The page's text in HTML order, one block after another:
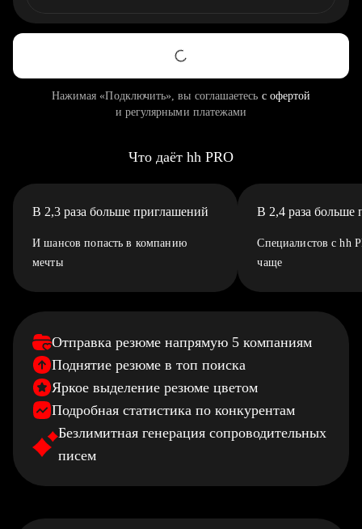
Нажимая «Подключить», вы соглашаетесь с офертой
и регулярными платежами
Что даёт hh PRO
В 2,3 раза больше приглашений
И шансов попасть в компанию
мечты
В 2,4 раза больше
Специалистов с hh
чаще
Отправка резюме напрямую 5 компаниям
Поднятие резюме в топ поиска
Яркое выделение резюме цветом
Подробная статистика по конкурентам
Безлимитная генерация сопроводительных
писем